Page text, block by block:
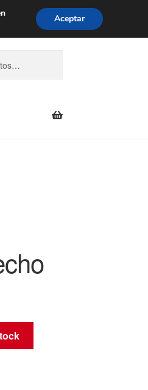
933 246 Aceptar